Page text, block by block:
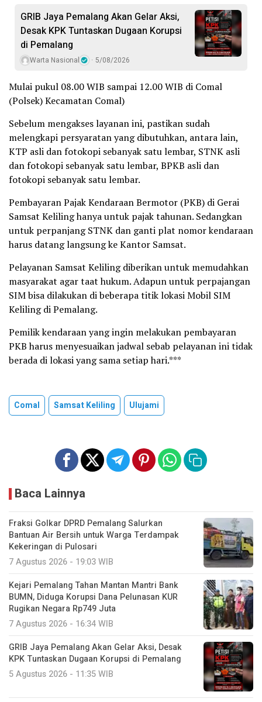
GRIB Jaya Pemalang Akan Gelar Aksi,
Desak KPK Tuntaskan Dugaan Korupsi
di Pemalang
Warta Nasional 5/08/2026
Mulai pukul 08.00 WIB sampai 12.00 WIB di Comal
(Polsek) Kecamatan Comal)
Sebelum mengakses layanan ini, pastikan sudah
melengkapi persyaratan yang dibutuhkan, antara lain,
KTP asli dan fotokopi sebanyak satu lembar, STNK asli
dan fotokopi sebanyak satu lembar, BPKB asli dan
fotokopi sebanyak satu lembar.
Pembayaran Pajak Kendaraan Bermotor (PKB) di Gerai
Samsat Keliling hanya untuk pajak tahunan. Sedangkan
untuk perpanjang STNK dan ganti plat nomor kendaraan
harus datang langsung ke Kantor Samsat.
Pelayanan Samsat Keliling diberikan untuk memudahkan
masyarakat agar taat hukum. Adapun untuk perpajangan
SIM bisa dilakukan di beberapa titik lokasi Mobil SIM
Keliling di Pemalang.
Pemilik kendaraan yang ingin melakukan pembayaran
PKB harus menyesuaikan jadwal sebab pelayanan ini tidak
berada di lokasi yang sama setiap hari.***
Comal Samsat Keliling Ulujami
Baca Lainnya
Fraksi Golkar DPRD Pemalang Salurkan
Bantuan Air Bersih untuk Warga Terdampak
Kekeringan di Pulosari
7 Agustus 2026 - 19:03 WIB
Kejari Pemalang Tahan Mantan Mantri Bank
BUMN, Diduga Korupsi Dana Pelunasan KUR
Rugikan Negara Rp749 Juta
7 Agustus 2026 - 16:34 WIB
GRIB Jaya Pemalang Akan Gelar Aksi, Desak
KPK Tuntaskan Dugaan Korupsi di Pemalang
5 Agustus 2026 - 11:35 WIB